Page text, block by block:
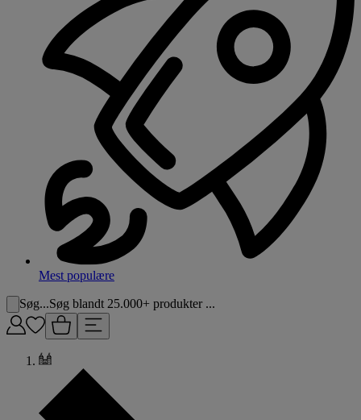
Mest populære
Søg...Søg blandt 25.000+ produkter ...